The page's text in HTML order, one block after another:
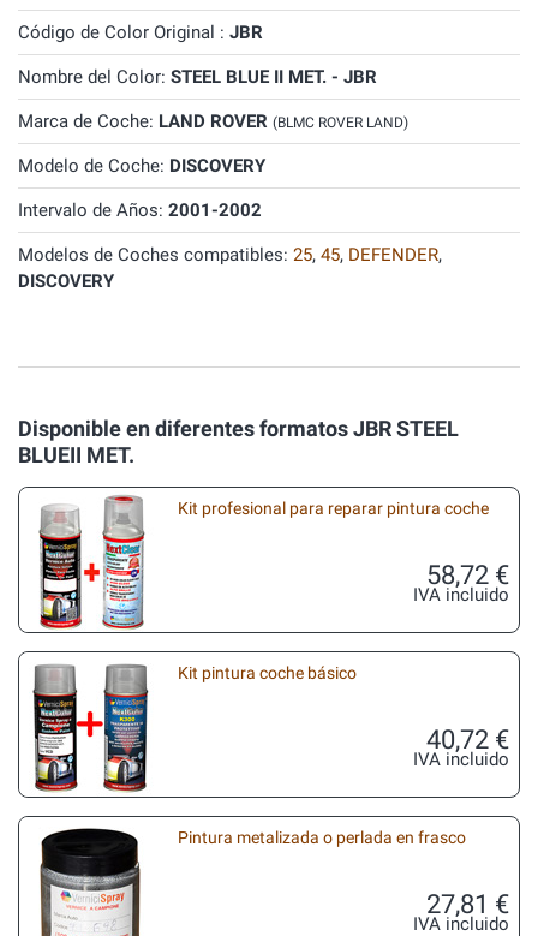
Código de Color Original : JBR
Nombre del Color: STEEL BLUE II MET. - JBR
Marca de Coche: LAND ROVER (BLMC ROVER LAND)
Modelo de Coche: DISCOVERY
Intervalo de Años: 2001-2002
Modelos de Coches compatibles: 25, 45, DEFENDER,
DISCOVERY
Disponible en diferentes formatos JBR STEEL
BLUEII MET.
Kit profesional para reparar pintura coche
58,72 €
IVA incluido
Kit pintura coche básico
40,72 €
IVA incluido
Pintura metalizada o perlada en frasco
27,81 €
IVA incluido